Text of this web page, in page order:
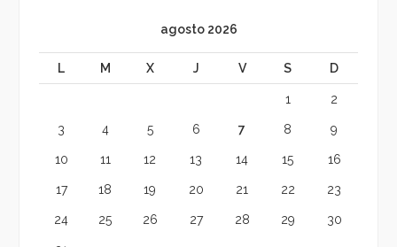
agosto 2026
L M X J V S D
1 2
3 4 5 6 7 8 9
10 11 12 13 14 15 16
17 18 19 20 21 22 23
24 25 26 27 28 29 30